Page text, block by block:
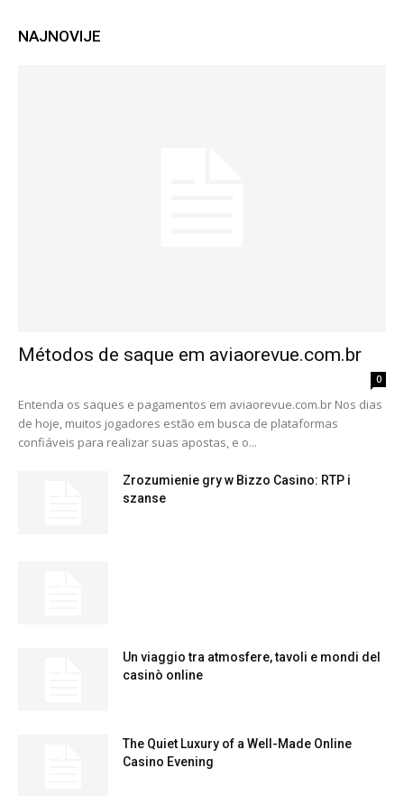
NAJNOVIJE
Métodos de saque em aviaorevue.com.br
0
Entenda os saques e pagamentos em aviaorevue.com.br Nos dias
de hoje, muitos jogadores estão em busca de plataformas
confiáveis para realizar suas apostas, e o...
Zrozumienie gry w Bizzo Casino: RTP i
szanse
Un viaggio tra atmosfere, tavoli e mondi del
casinò online
The Quiet Luxury of a Well-Made Online
Casino Evening